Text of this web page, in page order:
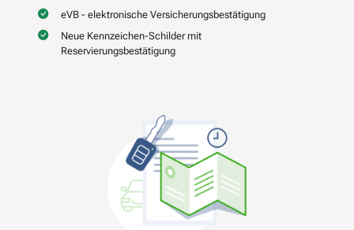
eVB - elektronische Versicherungsbestätigung
Neue Kennzeichen-Schilder mit
Reservierungsbestätigung